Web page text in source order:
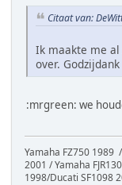
Citaat van:
Ik maakte me al
over.
:mrgreen: we
Yamaha FZ750 1989
2001 / Yamaha
1998/Ducati SF1098